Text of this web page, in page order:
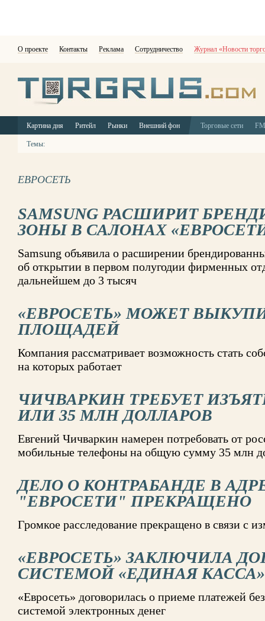
О проекте Контакты Реклама Сотрудничество Журнал «Новости
Картина дня Ритейл Рынки Внешний фон Торговые сети
Темы:
ЕВРОСЕТЬ
SAMSUNG РАСШИРИТ
ЗОНЫ В САЛОНАХ
Samsung объявила о расширении
об открытии в первом полугодии фирменных
дальнейшем до 3 тысяч
«ЕВРОСЕТЬ» МОЖЕТ
ПЛОЩАДЕЙ
Компания рассматривает возможность стать
на которых работает
ЧИЧВАРКИН ТРЕБУЕТ
ИЛИ 35 МЛН ДОЛЛАРОВ
Евгений Чичваркин намерен потребовать от
мобильные телефоны на общую сумму 35 млн
ДЕЛО О КОНТРАБАНДЕ В
"ЕВРОСЕТИ" ПРЕКРАЩЕНО
Громкое расследование прекращено в связи с
«ЕВРОСЕТЬ» ЗАКЛЮЧИЛА
СИСТЕМОЙ «ЕДИНАЯ КАССА»
«Евросеть» договорилась о приеме платежей
системой электронных денег